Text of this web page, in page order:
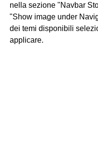
nella sezione "Navbar
"Show image under
dei temi disponibili
applicare.